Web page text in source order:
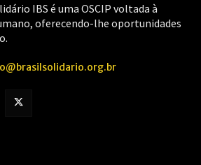
IBS é uma OSCIP voltada à
oferecendo-lhe oportunidades